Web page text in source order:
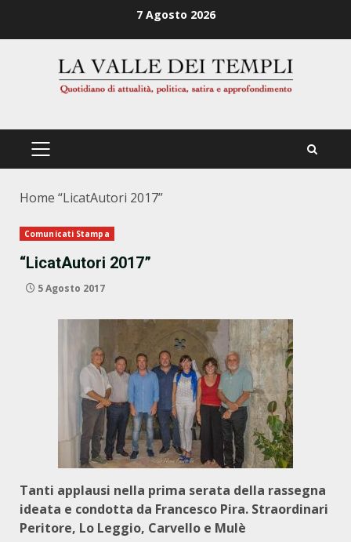
7 Agosto 2026
PRIMÄRES
Home “LicatAutori 2017”
Comunicati Stampa
“LicatAutori 2017”
5 Agosto 2017
Tanti applausi nella prima serata della rassegna
ideata e condotta da Francesco Pira. Straordinari
Peritore, Lo Leggio, Carvello e Mulè